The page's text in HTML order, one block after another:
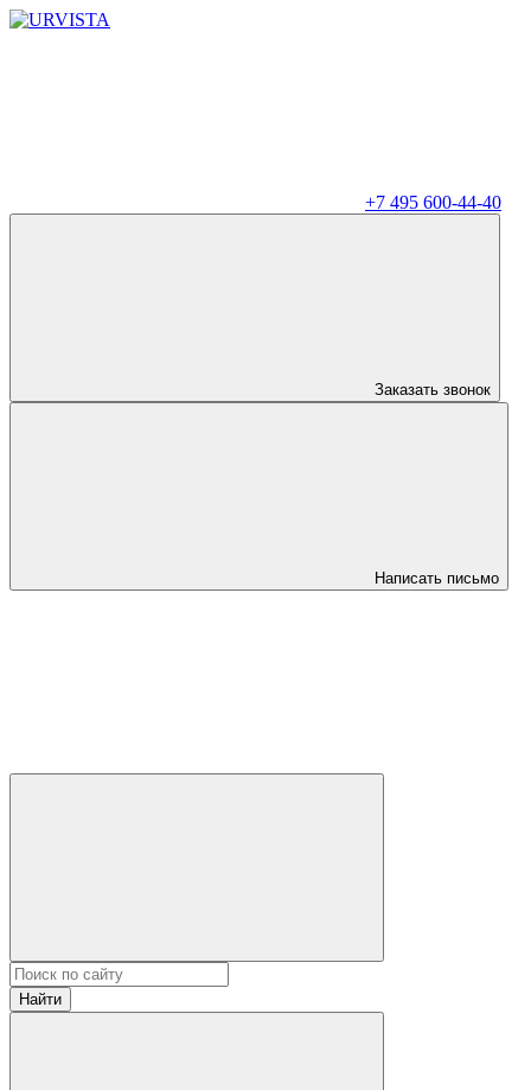
+7 495 600-44-40
Заказать звонок
Написать письмо
Найти